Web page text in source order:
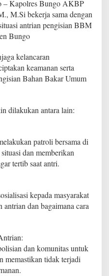
– Kapolres Bungo AKBP
M.Si bekerja sama dengan
antrian pengisian BBM
Bungo
kelancaran
keamanan serta
Bahan Bakar Umum
dilakukan antara lain:
patroli bersama di
dan memberikan
tertib saat antri.
kepada masyarakat
dan bagaimana cara
dan komunitas untuk
memastikan tidak terjadi